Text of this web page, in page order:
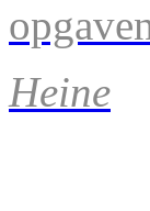
Heine